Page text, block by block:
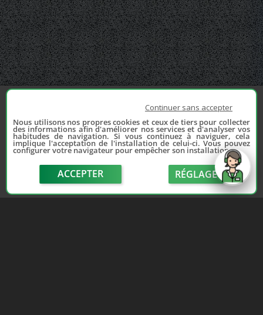
Continuer sans accepter
Nous utilisons nos propres cookies et ceux de tiers pour collecter
des informations afin d'améliorer nos services et d'analyser vos
habitudes de navigation. Si vous continuez à naviguer, cela
implique l'acceptation de l'installation de celui-ci. Vous pouvez
configurer votre navigateur pour empêcher son installation.
ACCEPTER RÉGLAGE